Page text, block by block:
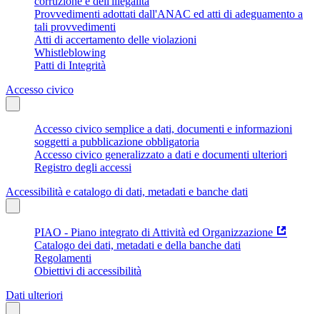
Provvedimenti adottati dall'ANAC ed atti di adeguamento a
tali provvedimenti
Atti di accertamento delle violazioni
Whistleblowing
Patti di Integrità
Accesso civico
Accesso civico semplice a dati, documenti e informazioni
soggetti a pubblicazione obbligatoria
Accesso civico generalizzato a dati e documenti ulteriori
Registro degli accessi
Accessibilità e catalogo di dati, metadati e banche dati
PIAO - Piano integrato di Attività ed Organizzazione
Catalogo dei dati, metadati e della banche dati
Regolamenti
Obiettivi di accessibilità
Dati ulteriori